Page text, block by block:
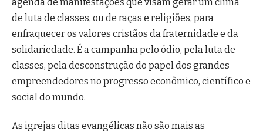
de luta de classes, ou de raças e religiões, para
enfraquecer os valores cristãos da fraternidade e da
solidariedade. É a campanha pelo ódio, pela luta de
classes, pela desconstrução do papel dos grandes
empreendedores no progresso econômico, científico e
social do mundo.
As igrejas ditas evangélicas não são mais as